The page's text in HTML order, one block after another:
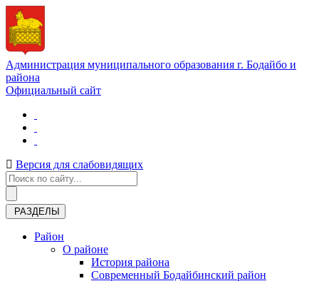
Администрация муниципального образования г. Бодайбо и
района
Официальный сайт
Версия для слабовидящих
РАЗДЕЛЫ
Район
О районе
История района
Современный Бодайбинский район